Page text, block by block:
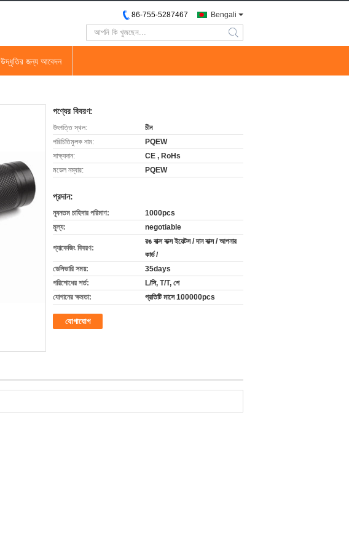
Bengali
86-755-5287467
search
উদ্ধৃতির জন্য আবেদন
পণ্যের বিবরণ:
উৎপত্তি স্থল:
চীন
পরিচিতিমুলক নাম:
PQEW
সাক্ষ্যদান:
CE , RoHs
মডেল নম্বার:
PQEW
প্রদান:
ন্যূনতম চাহিদার পরিমাণ:
1000pcs
মূল্য:
negotiable
প্যাকেজিং বিবরণ:
রঙ বাক্স বাক্স ইয়েটস / দান বাক্স / আপনার
কার্ড /
ডেলিভারি সময়:
35days
পরিশোধের শর্ত:
L/সি, T/T, পে
যোগানের ক্ষমতা:
প্রতিটি মাসে 100000pcs
যোগাযোগ